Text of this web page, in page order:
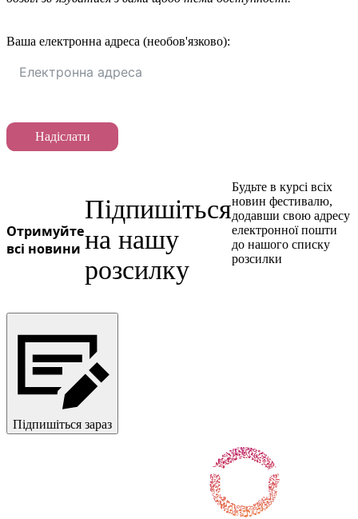
Ваша електронна адреса (необов'язково):
Надіслати
Отримуйте
всі новини
Підпишіться
на нашу
розсилку
Будьте в курсі всіх
новин фестивалю,
додавши свою адресу
електронної пошти
до нашого списку
розсилки
Підпишіться зараз